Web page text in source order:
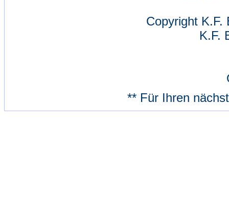
Copyright
K.F.
** Für Ihren